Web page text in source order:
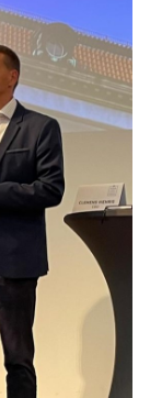
Landtag